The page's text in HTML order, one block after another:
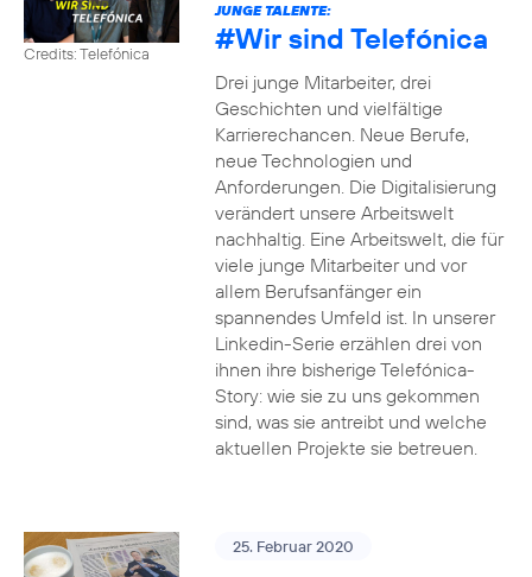
Credits: Telefónica
JUNGE TALENTE:
#Wirsind Telefónica
Drei junge Mitarbeiter, drei
Geschichten und vielfältige
Karrierechancen. Neue Berufe,
neue Technologien und
Anforderungen. Die Digitalisierung
verändert unsere Arbeitswelt
nachhaltig. Eine Arbeitswelt, die für
viele junge Mitarbeiter und vor
allem Berufsanfänger ein
spannendes Umfeld ist. In unserer
Linkedin-Serie erzählen drei von
ihnen ihre bisherige Telefónica-
Story: wie sie zu uns gekommen
sind, was sie antreibt und welche
aktuellen Projekte sie betreuen.
25. Februar 2020